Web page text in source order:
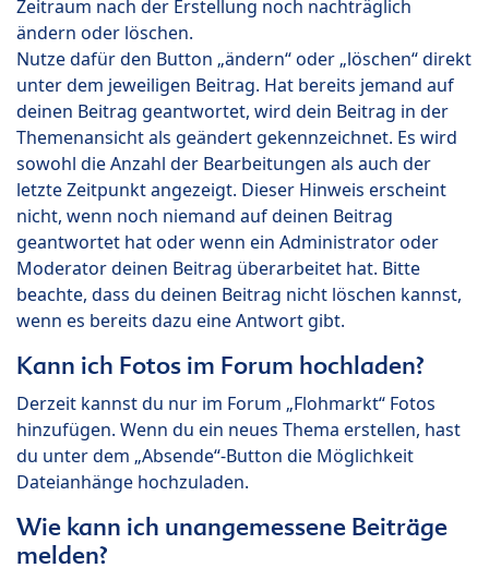
Zeitraum nach der Erstellung noch nachträglich
ändern oder löschen.
Nutze dafür den Button „ändern“ oder „löschen“ direkt
unter dem jeweiligen Beitrag. Hat bereits jemand auf
deinen Beitrag geantwortet, wird dein Beitrag in der
Themenansicht als geändert gekennzeichnet. Es wird
sowohl die Anzahl der Bearbeitungen als auch der
letzte Zeitpunkt angezeigt. Dieser Hinweis erscheint
nicht, wenn noch niemand auf deinen Beitrag
geantwortet hat oder wenn ein Administrator oder
Moderator deinen Beitrag überarbeitet hat. Bitte
beachte, dass du deinen Beitrag nicht löschen kannst,
wenn es bereits dazu eine Antwort gibt.
Kann ich Fotos im Forum hochladen?
Derzeit kannst du nur im Forum „Flohmarkt“ Fotos
hinzufügen. Wenn du ein neues Thema erstellen, hast
du unter dem „Absende“-Button die Möglichkeit
Dateianhänge hochzuladen.
Wie kann ich unangemessene Beiträge
melden?